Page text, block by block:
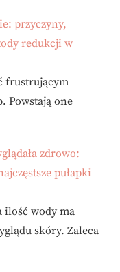
przyczyny,
redukcji w
frustrującym
Powstają one
zdrowo:
pułapki
ilość wody ma
skóry. Zaleca